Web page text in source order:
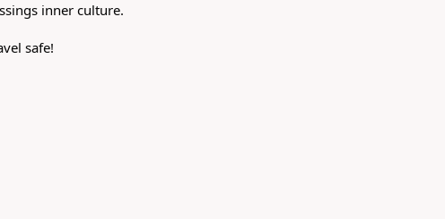
inner culture.
safe!